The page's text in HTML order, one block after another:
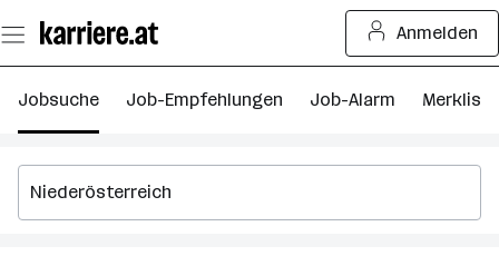
Seiteninhalt
springen
Anmelden
Jobsuche Job-Empfehlungen Job-Alarm Merkliste